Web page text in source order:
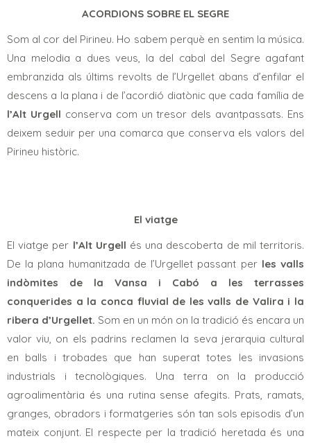
ACORDIONS SOBRE EL SEGRE
Som al cor del Pirineu. Ho sabem perquè en sentim la música.
Una melodia a dues veus, la del cabal del Segre agafant
embranzida als últims revolts de l’Urgellet abans d’enfilar el
descens a la plana i de l’acordió diatònic que cada família de
l’Alt Urgell conserva com un tresor dels avantpassats. Ens
deixem seduir per una comarca que conserva els valors del
Pirineu històric.
El viatge
El viatge per l’Alt Urgell és una descoberta de mil territoris.
De la plana humanitzada de l’Urgellet passant per les valls
indòmites de la Vansa i Cabó a les terrasses
conquerides a la conca fluvial de les valls de Valira i la
ribera d’Urgellet. Som en un món on la tradició és encara un
valor viu, on els padrins reclamen la seva jerarquia cultural
en balls i trobades que han superat totes les invasions
industrials i tecnològiques. Una terra on la producció
agroalimentària és una rutina sense afegits. Prats, ramats,
granges, obradors i formatgeries són tan sols episodis d’un
mateix conjunt. El respecte per la tradició heretada és una